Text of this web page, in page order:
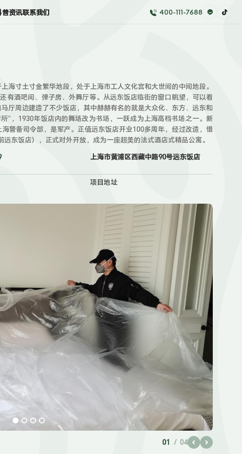
普资讯联系我们 400-111-7688
海寸土寸金繁华地段，处于上海市工人文化宫和大世间的中间地段。
有酒吧间、弹子房、外舞厅等。从远东饭店临街的窗口眺望，可以看
厅周边建造了不少饭店，其中赫赫有名的就是大众化、东方、远东和
”，1930年饭店内的舞场改为书场，一跃成为上海高档书场之一。新
警备司令部，是军产。正值远东饭店开业100多周年，经过改造，惜
东饭店），正式对外开放，成为一座超美的法式酒店式精品公寓。
上海市黄浦区西藏中路90号远东饭店
项目地址
01 04